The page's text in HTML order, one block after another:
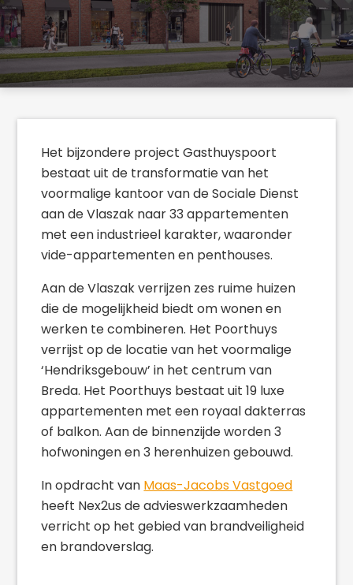
Het bijzondere project Gasthuyspoort
bestaat uit de transformatie van het
voormalige kantoor van de Sociale Dienst
aan de Vlaszak naar 33 appartementen
met een industrieel karakter, waaronder
vide-appartementen en penthouses.
Aan de Vlaszak verrijzen zes ruime huizen
die de mogelijkheid biedt om wonen en
werken te combineren. Het Poorthuys
verrijst op de locatie van het voormalige
‘Hendriksgebouw’ in het centrum van
Breda. Het Poorthuys bestaat uit 19 luxe
appartementen met een royaal dakterras
of balkon. Aan de binnenzijde worden 3
hofwoningen en 3 herenhuizen gebouwd.
In opdracht van Maas-Jacobs Vastgoed
heeft Nex2us de advieswerkzaamheden
verricht op het gebied van brandveiligheid
en brandoverslag.